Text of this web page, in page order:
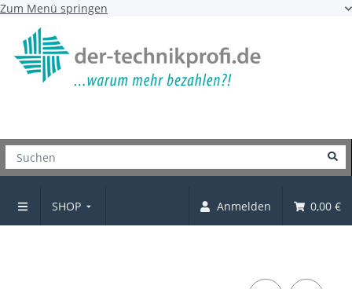
Zum Menü springen
SHOP Anmelden 0,00 €
Möbelgriff